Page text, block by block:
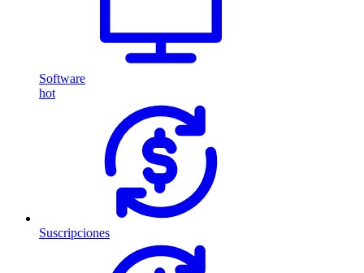
Software
hot
Suscripciones